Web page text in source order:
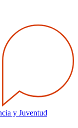
y Juventud